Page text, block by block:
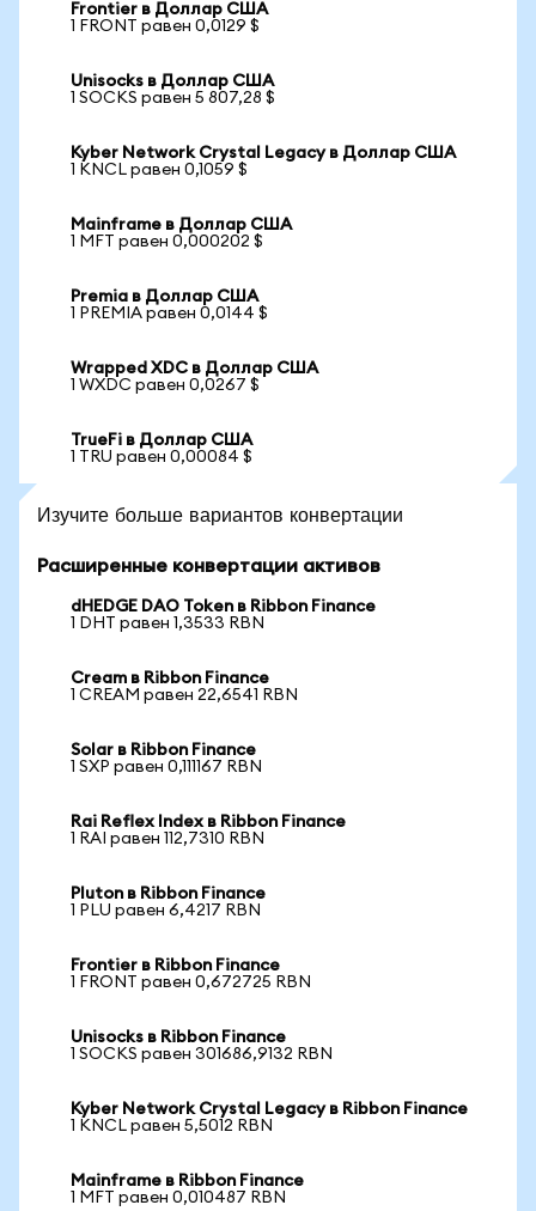
Frontier в Доллар США
1 FRONT равен 0,0129 $
Unisocks в Доллар США
1 SOCKS равен 5 807,28 $
Kyber Network Crystal Legacy в Доллар США
1 KNCL равен 0,1059 $
Mainframe в Доллар США
1 MFT равен 0,000202 $
Premia в Доллар США
1 PREMIA равен 0,0144 $
Wrapped XDC в Доллар США
1 WXDC равен 0,0267 $
TrueFi в Доллар США
1 TRU равен 0,00084 $
Изучите больше вариантов конвертации
Расширенные конвертации активов
dHEDGE DAO Token в Ribbon Finance
1 DHT равен 1,3533 RBN
Cream в Ribbon Finance
1 CREAM равен 22,6541 RBN
Solar в Ribbon Finance
1 SXP равен 0,111167 RBN
Rai Reflex Index в Ribbon Finance
1 RAI равен 112,7310 RBN
Pluton в Ribbon Finance
1 PLU равен 6,4217 RBN
Frontier в Ribbon Finance
1 FRONT равен 0,672725 RBN
Unisocks в Ribbon Finance
1 SOCKS равен 301686,9132 RBN
Kyber Network Crystal Legacy в Ribbon Finance
1 KNCL равен 5,5012 RBN
Mainframe в Ribbon Finance
1 MFT равен 0,010487 RBN